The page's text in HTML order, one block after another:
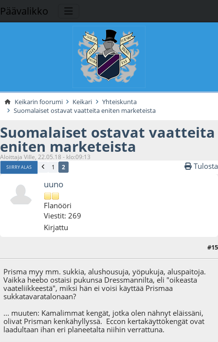
Päävalikko
Keikarin foorumi Keikari
Yhteiskunta
Suomalaiset ostavat vaatteita eniten marketeista
Suomalaiset ostavat vaatteita
eniten marketeista
Aloittaja Ville, 22.05.18 - klo:09:13
SIIRRY ALAS 1 2 Tulosta
uuno
Flanööri
Viestit: 269
Kirjattu
#15
Prisma myy mm. sukkia, alushousuja, yöpukuja, aluspaitoja.
Vaikka heebo ostaisi pukunsa Dressmannilta, eli "oikeasta
vaateliikkeestä", miksi hän ei voisi käyttää Prismaa
sukkatavaratalonaan?
... muuten: Kamalimmat kengät, jotka olen nähnyt eläissäni,
olivat Prisman kenkähyllyssä. Eccon kertakäyttökengät ovat
laadultaan ihan eri planeetalta niihin verrattuna.